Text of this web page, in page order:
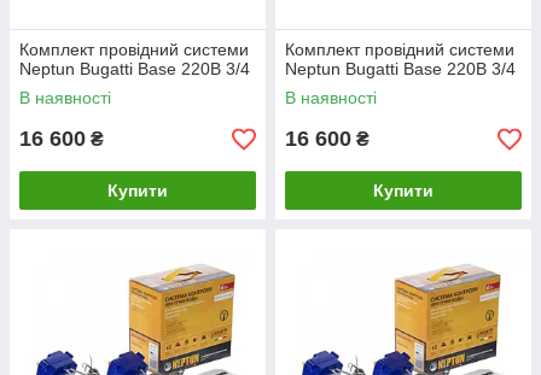
Комплект провідний системи
Neptun Bugatti Base 220B 3/4
В наявності
16 600 ₴
Купити
Комплект провідний системи
Neptun Bugatti Base 220B 3/4
В наявності
16 600 ₴
Купити